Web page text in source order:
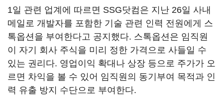
1일 관련 업계에 따르면 SSG닷컴은 지난 26일 사내
메일로 개발자를 포함한 기술 관련 인력 전원에게 스
톡옵션을 부여한다고 공지했다. 스톡옵션은 임직원
이 자기 회사 주식을 미리 정한 가격으로 사들일 수
있는 권리다. 영업이익 확대나 상장 등으로 주가가 오
르면 차익을 볼 수 있어 임직원의 동기부여 목적과 인
력 유출 방지 수단으로 부여한다.